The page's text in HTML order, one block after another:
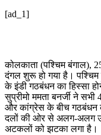
[ad_1]
कोलकाता (पश्चिम बंगाल),
दंगल शुरू हो गया है। पश्चिम
के इंडी गठबंधन का हिस्सा
सुप्रीमो ममता बनर्जी ने
और कांग्रेस के बीच गठबंधन
दलों की ओर से अलग-अलग
अटकलों को झटका लगा है।